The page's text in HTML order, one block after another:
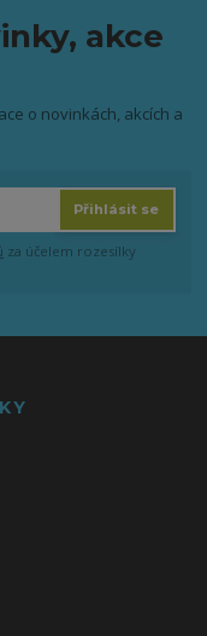
akce
o novinkách, akcích a
Přihlásit se
za účelem rozesílky